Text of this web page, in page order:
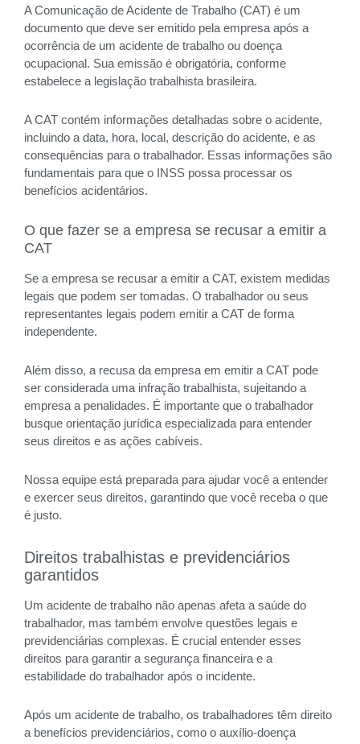
A Comunicação de Acidente de Trabalho (CAT) é um
documento que deve ser emitido pela empresa após a
ocorrência de um acidente de trabalho ou doença
ocupacional. Sua emissão é obrigatória, conforme
estabelece a legislação trabalhista brasileira.
A CAT contém informações detalhadas sobre o acidente,
incluindo a data, hora, local, descrição do acidente, e as
consequências para o trabalhador. Essas informações são
fundamentais para que o INSS possa processar os
benefícios acidentários.
O que fazer se a empresa se recusar a emitir a
CAT
Se a empresa se recusar a emitir a CAT, existem medidas
legais que podem ser tomadas. O trabalhador ou seus
representantes legais podem emitir a CAT de forma
independente.
Além disso, a recusa da empresa em emitir a CAT pode
ser considerada uma infração trabalhista, sujeitando a
empresa a penalidades. É importante que o trabalhador
busque orientação jurídica especializada para entender
seus direitos e as ações cabíveis.
Nossa equipe está preparada para ajudar você a entender
e exercer seus direitos, garantindo que você receba o que
é justo.
Direitos trabalhistas e previdenciários
garantidos
Um acidente de trabalho não apenas afeta a saúde do
trabalhador, mas também envolve questões legais e
previdenciárias complexas. É crucial entender esses
direitos para garantir a segurança financeira e a
estabilidade do trabalhador após o incidente.
Após um acidente de trabalho, os trabalhadores têm direito
a benefícios previdenciários, como o auxílio-doença